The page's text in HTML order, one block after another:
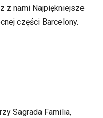
z nami Najpiękniejsze
części Barcelony.
Sagrada Familia,